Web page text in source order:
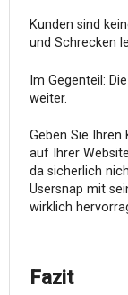
Kunden sind
und Schrecken
Im Gegenteil:
weiter.
Geben Sie Ihren
auf Ihrer
da sicherlich
Usersnap mit
wirklich
Fazit